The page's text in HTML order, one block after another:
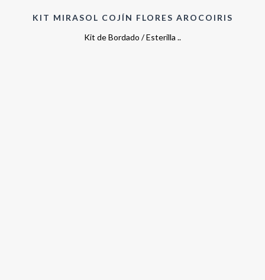
KIT MIRASOL COJÍN FLORES AROCOIRIS
Kit de Bordado / Esterilla ..